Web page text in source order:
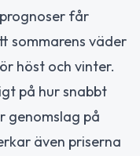
får
sommarens väder
höst och vinter.
på hur snabbt
genomslag på
även priserna